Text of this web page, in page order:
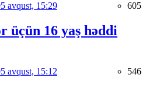
avqust, 15:29 605
üçün 16 yaş həddi
avqust, 15:12 546